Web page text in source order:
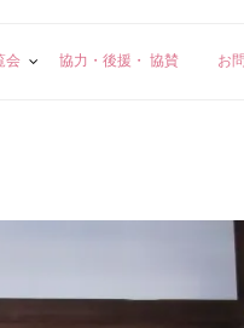
会 協力・後援・ 協賛 お